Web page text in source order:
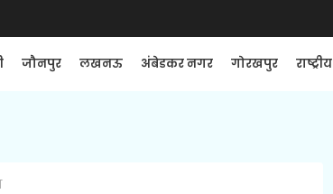
जौनपुर लखनऊ अंबेडकर नगर गोरखपुर राष्ट्रीय